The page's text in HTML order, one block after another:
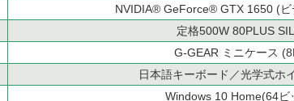
NVIDIA® GeForce® GTX 1650 (ビ
定格500W 80PLUS
G-GEAR ミニケース
日本語キーボード／光学式ホ
Windows 10 Home(64ビ